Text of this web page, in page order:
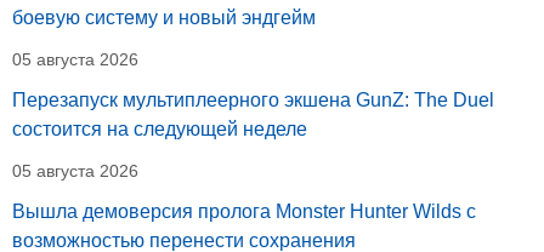
боевую систему и новый эндгейм
05 августа 2026
Перезапуск мультиплеерного экшена GunZ: The Duel
состоится на следующей неделе
05 августа 2026
Вышла демоверсия пролога Monster Hunter Wilds с
возможностью перенести сохранения